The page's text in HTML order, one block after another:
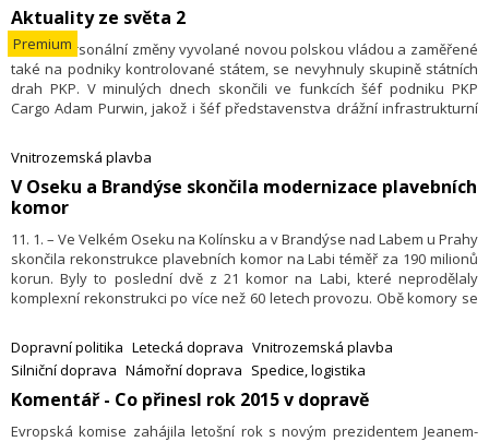
​Aktuality ze světa 2
Premium
25.1. – Personální změny vyvolané novou polskou vládou a zaměřené
také na podniky kontrolované státem, se nevyhnuly skupině státních
drah PKP. V minulých dnech skončili ve funkcích šéf podniku PKP
Cargo Adam Purwin, jakož i šéf představenstva drážní infrastrukturní
koncernu, odpovědný za finance Karol Depczyňski. Všichni tři se
v minulých letech podíleli na zlepšení činnosti svých organizací.
Důvody odvolání nebyly oficiálně sděleny.
Vnitrozemská plavba
​V Oseku a Brandýse skončila modernizace plavebních
komor
11. 1. – Ve Velkém Oseku na Kolínsku a v Brandýse nad Labem u Prahy
skončila rekonstrukce plavebních komor na Labi téměř za 190 milionů
korun. Byly to poslední dvě z 21 komor na Labi, které neprodělaly
komplexní rekonstrukci po více než 60 letech provozu. Obě komory se
plného provozu. Informoval o tom mluvčí Ředitelství vodních cest Jan
Bukovský.
Dopravní politika Letecká doprava Vnitrozemská plavba
Silniční doprava Námořní doprava Spedice, logistika
Komentář - Co přinesl rok 2015 v dopravě
Evropská komise zahájila letošní rok s novým prezidentem Jeanem-